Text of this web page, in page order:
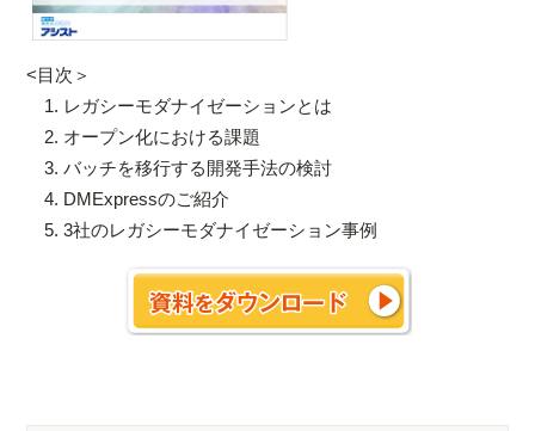
<目次＞
1. レガシーモダナイゼーションとは
2. オープン化における課題
3. バッチを移行する開発手法の検討
4. DMExpressのご紹介
5. 3社のレガシーモダナイゼーション事例